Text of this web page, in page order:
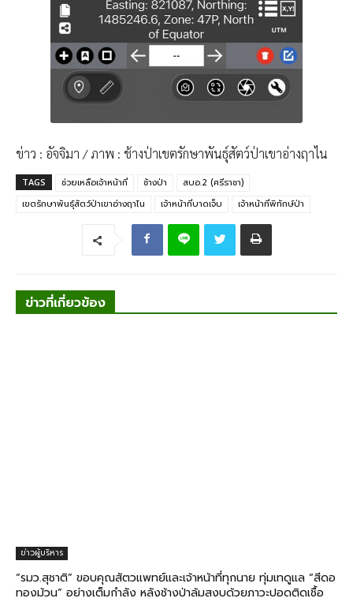
​ข่าว : อัจจิมา / ภาพ : ช้างป่าเขตรักษาพันธุ์สัตว์ป่าเขาอ่างฤาไน
TAGS ช่วยเหลือเจ้าหน้าที่ ช้างป่า
สบอ.2 (ศรีราชา)
เขตรักษาพันธุ์สัตว์ป่าเขาอ่างฤาไน
เจ้าหน้าที่บาดเจ็บ เจ้าหน้าที่พิทักษ์ป่า
ข่าวที่เกี่ยวข้อง
ข่าวผู้บริหาร
“รมว.สุชาติ” ขอบคุณสัตวแพทย์และเจ้าหน้าที่ทุกนาย ทุ่มเทดูแล “สีดอ
ทองม้วน” อย่างเต็มกำลัง หลังช้างป่าล้มสงบด้วยภาวะปอดติดเชื้อ